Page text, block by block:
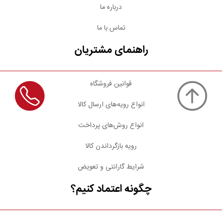
درباره ما
تماس با ما
راهنمای مشتریان
قوانین فروشگاه
انواع رویه‌های ارسال کالا
انواع روش‌های پرداخت
رویه بازگرداندن کالا
شرایط گارانتی و تعویض
چگونه اعتماد کنیم؟